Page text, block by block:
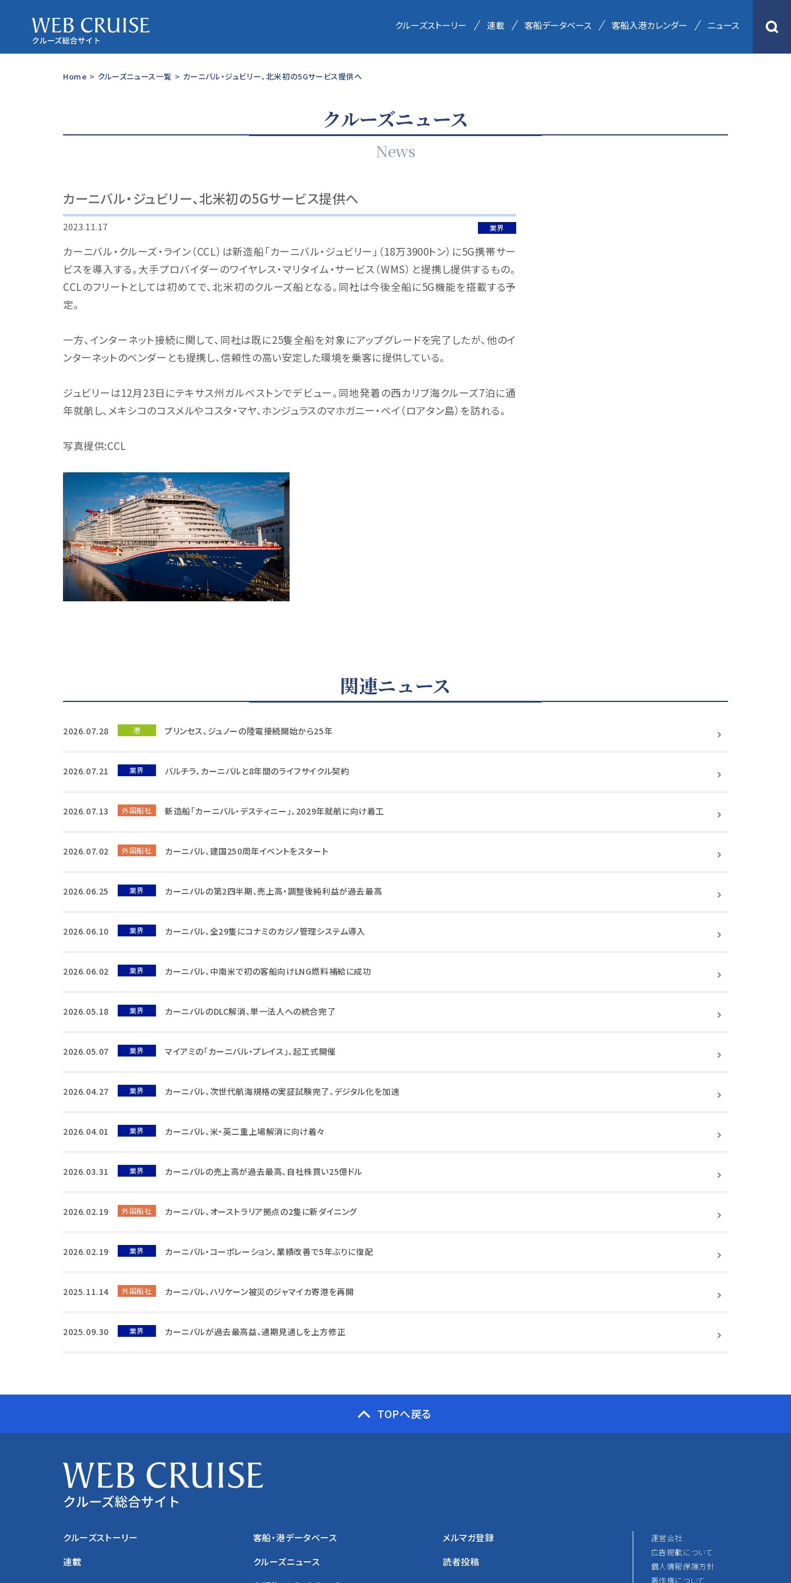
クルーズストーリー 連載 客船データベース 客船入港カレンダー ニュース
Home > クルーズニュース一覧 > カーニバル・ジュビリー、北米初の5Gサービス提供へ
クルーズニュース
News
カーニバル・ジュビリー、北米初の5Gサービス提供へ
2023.11.17 業界
カーニバル・クルーズ・ライン（CCL）は新造船「カーニバル・ジュビリー」（18万3900トン）に5G携帯サー
ビスを導入する。大手プロバイダーのワイヤレス・マリタイム・サービス（WMS）と提携し提供するもの。
CCLのフリートとしては初めてで、北米初のクルーズ船となる。同社は今後全船に5G機能を搭載する予
定。
一方、インターネット接続に関して、同社は既に25隻全船を対象にアップグレードを完了したが、他のイ
ンターネットのベンダーとも提携し、信頼性の高い安定した環境を乗客に提供している。
ジュビリーは12月23日にテキサス州ガルベストンでデビュー。同地発着の西カリブ海クルーズ7泊に通
年就航し、メキシコのコスメルやコスタ・マヤ、ホンジュラスのマホガニー・ベイ（ロアタン島）を訪れる。
写真提供:CCL
関連ニュース
2026.07.28 港 プリンセス、ジュノーの陸電接続開始から25年
2026.07.21 業界 バルチラ、カーニバルと8年間のライフサイクル契約
2026.07.13 外国船社 新造船「カーニバル・デスティニー」、2029年就航に向け着工
2026.07.02 外国船社 カーニバル、建国250周年イベントをスタート
2026.06.25 業界 カーニバルの第2四半期、売上高・調整後純利益が過去最高
2026.06.10 業界 カーニバル、全29隻にコナミのカジノ管理システム導入
2026.06.02 業界 カーニバル、中南米で初の客船向けLNG燃料補給に成功
2026.05.18 業界 カーニバルのDLC解消、単一法人への統合完了
2026.05.07 業界 マイアミの「カーニバル・プレイス」、起工式開催
2026.04.27 業界 カーニバル、次世代航海規格の実証試験完了、デジタル化を加速
2026.04.01 業界 カーニバル、米・英二重上場解消に向け着々
2026.03.31 業界 カーニバルの売上高が過去最高、自社株買い25億ドル
2026.02.19 外国船社 カーニバル、オーストラリア拠点の2隻に新ダイニング
2026.02.19 業界 カーニバル・コーポレーション、業績改善で5年ぶりに復配
2025.11.14 外国船社 カーニバル、ハリケーン被災のジャマイカ寄港を再開
2025.09.30 業界 カーニバルが過去最高益、通期見通しを上方修正
TOPへ戻る
クルーズストーリー
連載
客船・港データベース
クルーズニュース
メルマガ登録
読者投稿
運営会社
広告掲載について
個人情報保護方針
著作権について